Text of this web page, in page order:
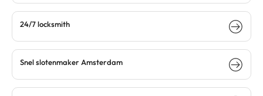
24/7 locksmith
Snel slotenmaker Amsterdam